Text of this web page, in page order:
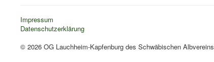
Impressum
Datenschutzerklärung
© 2026 OG Lauchheim-Kapfenburg des Schwäbischen Albvereins